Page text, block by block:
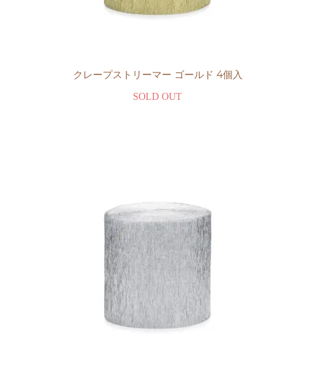
クレープストリーマー ゴールド 4個入
SOLD OUT